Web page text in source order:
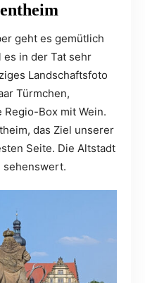
geht es gemütlich
es in der Tat sehr
Landschaftsfoto
Türmchen,
Box mit Wein.
das Ziel unserer
Seite. Die Altstadt
sehenswert.